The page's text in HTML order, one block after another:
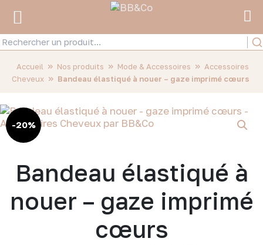
Accueil » Nos produits » Mode & Accessoires » Accessoires
Cheveux » Bandeau élastiqué à nouer – gaze imprimé cœurs
-20%
Bandeau élastiqué à
nouer – gaze imprimé
cœurs